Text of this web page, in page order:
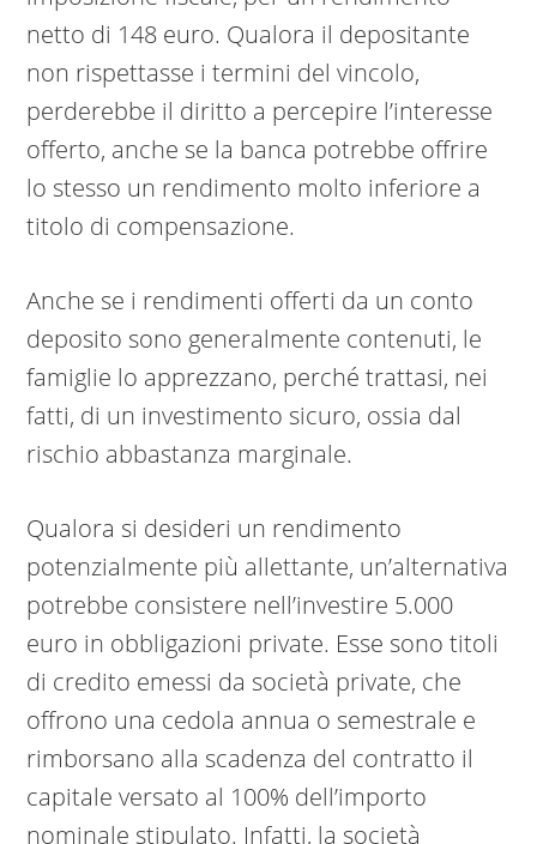
netto di 148 euro. Qualora il depositante
non rispettasse i termini del vincolo,
perderebbe il diritto a percepire l’interesse
offerto, anche se la banca potrebbe offrire
lo stesso un rendimento molto inferiore a
titolo di compensazione.
Anche se i rendimenti offerti da un conto
deposito sono generalmente contenuti, le
famiglie lo apprezzano, perché trattasi, nei
fatti, di un investimento sicuro, ossia dal
rischio abbastanza marginale.
Qualora si desideri un rendimento
potenzialmente più allettante, un’alternativa
potrebbe consistere nell’investire 5.000
euro in obbligazioni private. Esse sono titoli
di credito emessi da società private, che
offrono una cedola annua o semestrale e
rimborsano alla scadenza del contratto il
capitale versato al 100% dell’importo
nominale stipulato. Infatti, la società